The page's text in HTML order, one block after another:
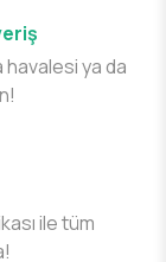
ya da
ile tüm